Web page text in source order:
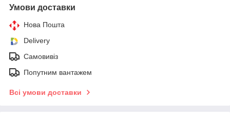
Умови доставки
Нова Пошта
Delivery
Самовивіз
Попутним вантажем
Всі умови доставки